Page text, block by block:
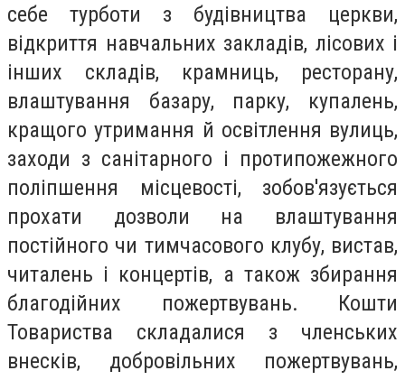
себе турботи з будівництва церкви,
відкриття навчальних закладів, лісових і
інших складів, крамниць, ресторану,
влаштування базару, парку, купалень,
кращого утримання й освітлення вулиць,
заходи з санітарного і протипожежного
поліпшення місцевості, зобов'язується
прохати дозволи на влаштування
постійного чи тимчасового клубу, вистав,
читалень і концертів, а також збирання
благодійних пожертвувань. Кошти
Товариства складалися з членських
внесків, добровільних пожертвувань,